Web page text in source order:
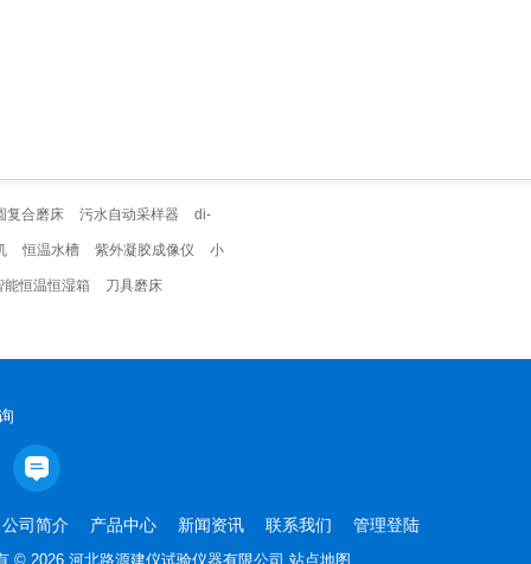
复合磨床 污水自动采样器 di-
恒温水槽 紫外凝胶成像仪 小
能恒温恒湿箱 刀具磨床
公司简介 产品中心 新闻资讯 联系我们 管理登陆
© 2026 河北路源建仪试验仪器有限公司 站点地图